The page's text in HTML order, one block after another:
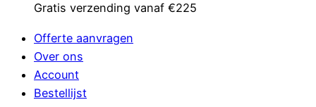
Gratis verzending vanaf €225
Offerte aanvragen
Over ons
Account
Bestellijst